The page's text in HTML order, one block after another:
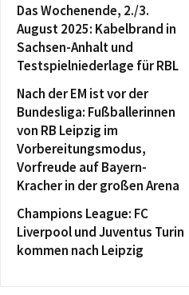
Das Wochenende, 2./3.
August 2025: Kabelbrand in
Sachsen-Anhalt und
Testspielniederlage für RBL
Nach der EM ist vor der
Bundesliga: Fußballerinnen
von RB Leipzig im
Vorbereitungsmodus,
Vorfreude auf Bayern-
Kracher in der großen Arena
Champions League: FC
Liverpool und Juventus Turin
kommen nach Leipzig